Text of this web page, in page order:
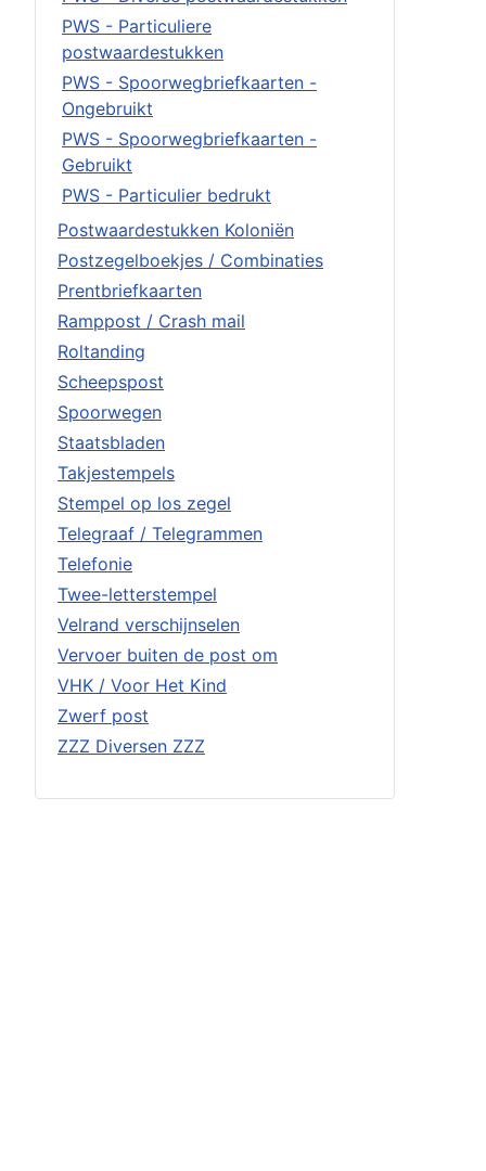
PWS - Particuliere
postwaardestukken
PWS - Spoorwegbriefkaarten -
Ongebruikt
PWS - Spoorwegbriefkaarten -
Gebruikt
PWS - Particulier bedrukt
Postwaardestukken Koloniën
Postzegelboekjes / Combinaties
Prentbriefkaarten
Ramppost / Crash mail
Roltanding
Scheepspost
Spoorwegen
Staatsbladen
Takjestempels
Stempel op los zegel
Telegraaf / Telegrammen
Telefonie
Twee-letterstempel
Velrand verschijnselen
Vervoer buiten de post om
VHK / Voor Het Kind
Zwerf post
ZZZ Diversen ZZZ